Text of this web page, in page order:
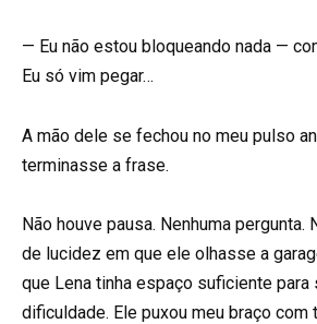
— Eu não estou bloqueando nada —
Eu só vim pegar…
A mão dele se fechou no meu pulso
terminasse a frase.
Não houve pausa. Nenhuma pergunta.
de lucidez em que ele olhasse a
que Lena tinha espaço suficiente para
dificuldade. Ele puxou meu braço com